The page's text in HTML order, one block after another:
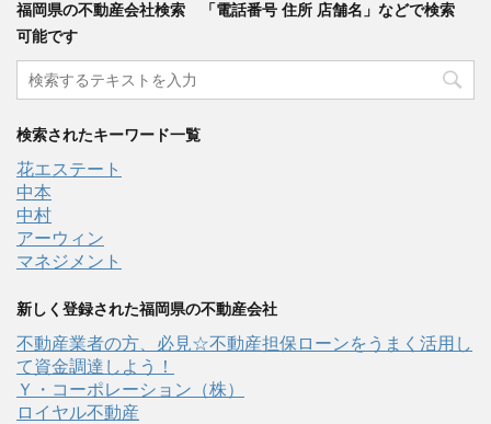
福岡県の不動産会社検索 「電話番号 住所 店舗名」などで検索
可能です
検索されたキーワード一覧
花エステート
中本
中村
アーウィン
マネジメント
新しく登録された福岡県の不動産会社
不動産業者の方、必見☆不動産担保ローンをうまく活用し
て資金調達しよう！
Ｙ・コーポレーション（株）
ロイヤル不動産